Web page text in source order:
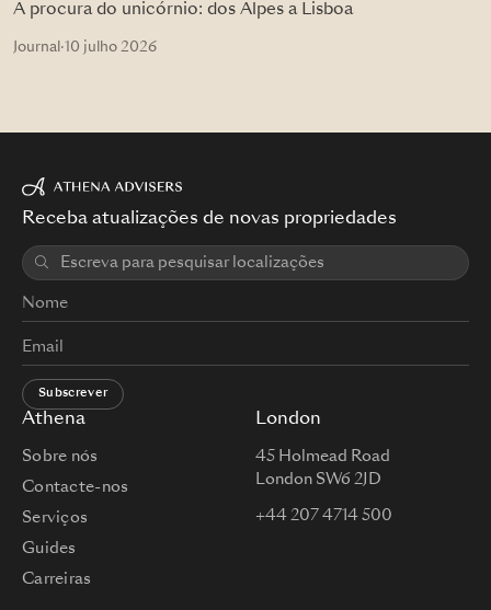
À procura do unicórnio: dos Alpes a Lisboa
Journal ·10 julho 2026
Athena
Sobre nós
Contacte-nos
Serviços
Guides
Carreiras
London
45 Holmead Road
London SW6 2JD
+44 207 4714 500
Receba atualizações de novas propriedades
Subscrever